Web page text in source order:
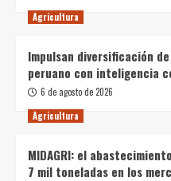
Agricultura
Impulsan diversificación
peruano con inteligencia
6 de agosto de 2026
Agricultura
MIDAGRI: el
7 mil toneladas en los